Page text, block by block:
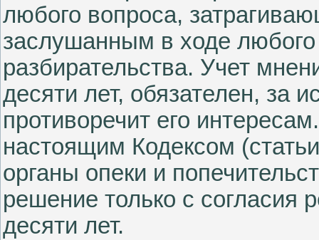
любого вопроса,
заслушанным в ходе любого
разбирательства. Учет
десяти лет, обязателен, за
противоречит его
настоящим Кодексом
органы опеки и
решение только с согласия
десяти лет.